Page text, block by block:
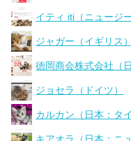
イティ iti（ニュージ
ジャガー（イギリス）
徳岡商会株式会社（日
ジョセラ（ドイツ）
カルカン（日本：タイ